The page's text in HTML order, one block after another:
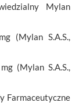
Mylan
(Mylan S.A.S.,
(Mylan S.A.S.,
Farmaceutyczne